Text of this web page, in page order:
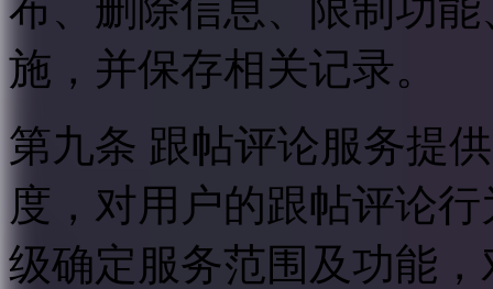
施，并保存相关记录。
第九条 跟帖评论服务提
度，对用户的跟帖评论
级确定服务范围及功能